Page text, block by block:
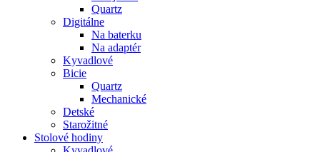
Quartz
Digitálne
Na baterku
Na adaptér
Kyvadlové
Bicie
Quartz
Mechanické
Detské
Starožitné
Stolové hodiny